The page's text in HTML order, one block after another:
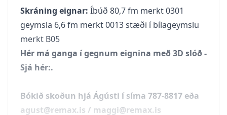
Skráning eignar: Íbúð 80,7 fm merkt 0301
geymsla 6,6 fm merkt 0013 stæði í bílageymslu
merkt B05
Hér má ganga í gegnum eignina með 3D slóð -
Sjá hér:.
Bókið skoðun hjá Ágústi í síma 787-8817 eða
agust@remax.is / maggi@remax.is